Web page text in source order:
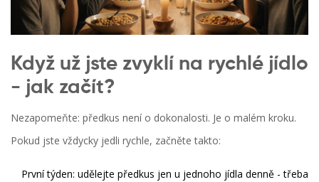
Když už jste zvyklí na rychlé jídlo
- jak začít?
Nezapomeňte: předkus není o dokonalosti. Je o malém kroku.
Pokud jste vždycky jedli rychle, začněte takto:
První týden: udělejte předkus jen u jednoho jídla denně - třeba